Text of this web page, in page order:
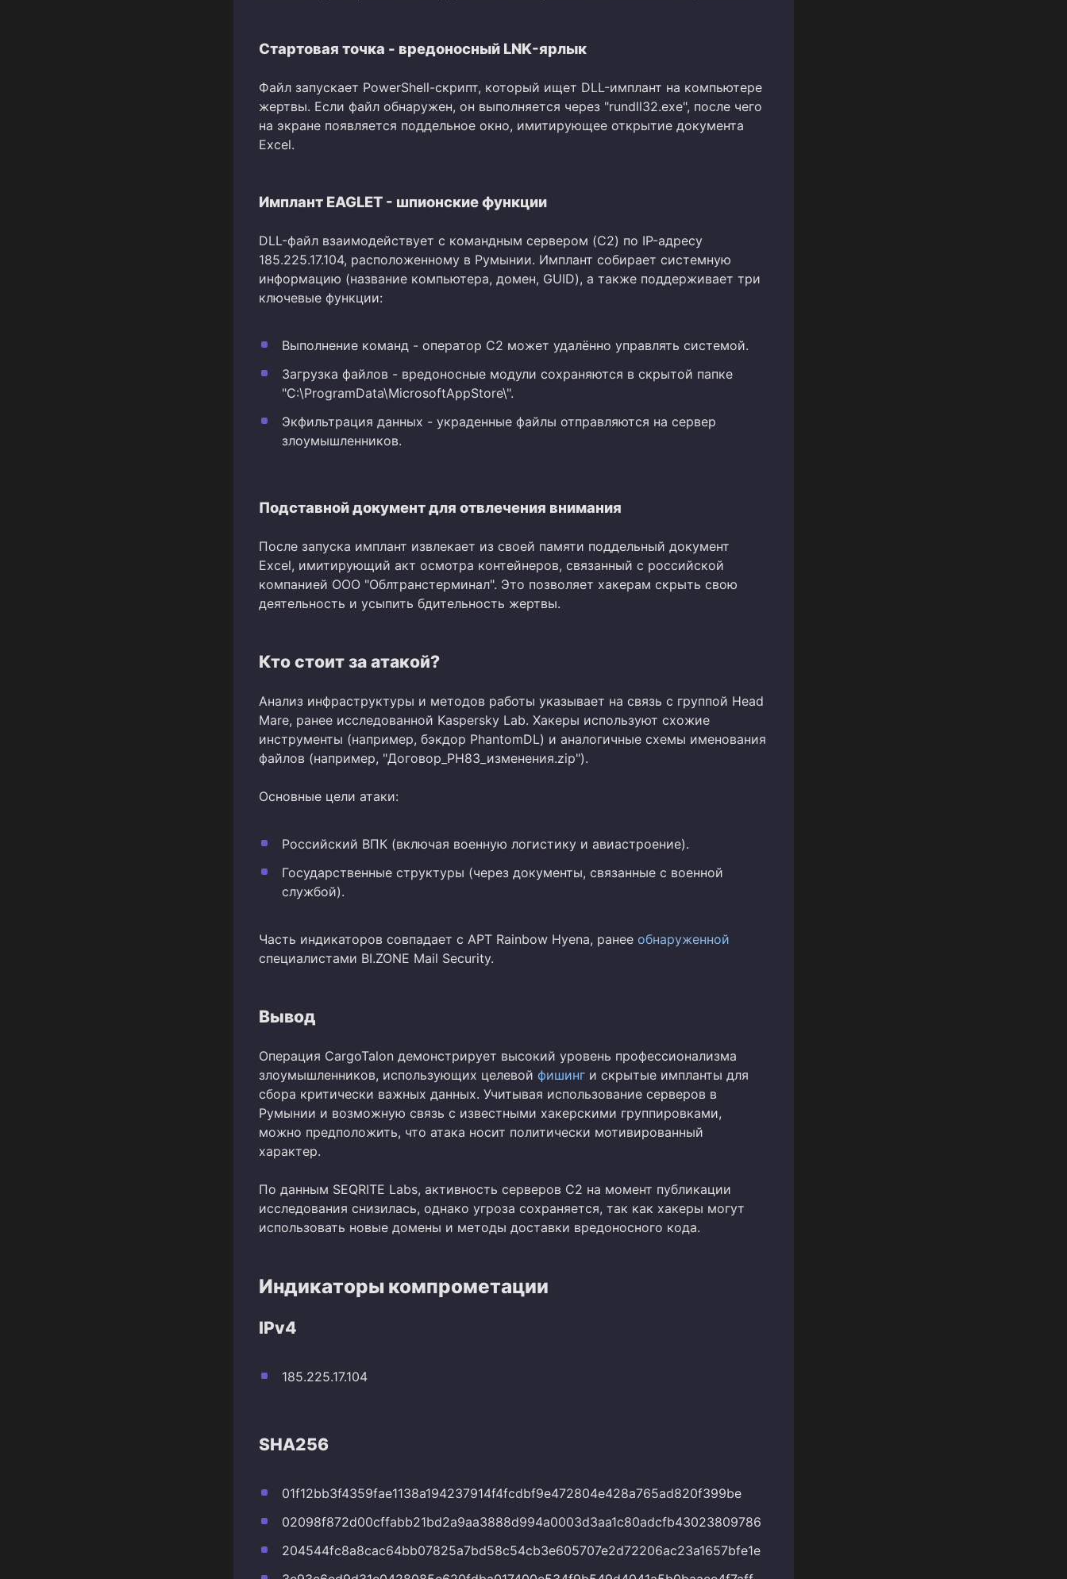
Стартовая точка - вредоносный LNK-ярлык
Файл запускает PowerShell-скрипт, который ищет DLL-имплант на компьютере
жертвы. Если файл обнаружен, он выполняется через "rundll32.exe", после чего
на экране появляется поддельное окно, имитирующее открытие документа
Excel.
Имплант EAGLET - шпионские функции
DLL-файл взаимодействует с командным сервером (C2) по IP-адресу
185.225.17.104, расположенному в Румынии. Имплант собирает системную
информацию (название компьютера, домен, GUID), а также поддерживает три
ключевые функции:
Выполнение команд - оператор C2 может удалённо управлять системой.
Загрузка файлов - вредоносные модули сохраняются в скрытой папке
"C:\ProgramData\MicrosoftAppStore\".
Экфильтрация данных - украденные файлы отправляются на сервер
злоумышленников.
Подставной документ для отвлечения внимания
После запуска имплант извлекает из своей памяти поддельный документ
Excel, имитирующий акт осмотра контейнеров, связанный с российской
компанией ООО "Облтранстерминал". Это позволяет хакерам скрыть свою
деятельность и усыпить бдительность жертвы.
Кто стоит за атакой?
Анализ инфраструктуры и методов работы указывает на связь с группой Head
Mare, ранее исследованной Kaspersky Lab. Хакеры используют схожие
инструменты (например, бэкдор PhantomDL) и аналогичные схемы именования
файлов (например, "Договор_РН83_изменения.zip").
Основные цели атаки:
Российский ВПК (включая военную логистику и авиастроение).
Государственные структуры (через документы, связанные с военной
службой).
Часть индикаторов совпадает с APT Rainbow Hyena, ранее обнаруженной
специалистами BI.ZONE Mail Security.
Вывод
Операция CargoTalon демонстрирует высокий уровень профессионализма
злоумышленников, использующих целевой фишинг и скрытые импланты для
сбора критически важных данных. Учитывая использование серверов в
Румынии и возможную связь с известными хакерскими группировками,
можно предположить, что атака носит политически мотивированный
характер.
По данным SEQRITE Labs, активность серверов C2 на момент публикации
исследования снизилась, однако угроза сохраняется, так как хакеры могут
использовать новые домены и методы доставки вредоносного кода.
Индикаторы компрометации
IPv4
185.225.17.104
SHA256
01f12bb3f4359fae1138a194237914f4fcdbf9e472804e428a765ad820f399be
02098f872d00cffabb21bd2a9aa3888d994a0003d3aa1c80adcfb43023809786
204544fc8a8cac64bb07825a7bd58c54cb3e605707e2d72206ac23a1657bfe1e